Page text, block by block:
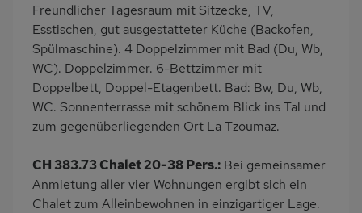
Freundlicher Tagesraum mit Sitzecke, TV,
Esstischen, gut ausgestatteter Küche (Backofen,
Spülmaschine). 4 Doppelzimmer mit Bad (Du, Wb,
WC). Doppelzimmer. 6-Bettzimmer mit
Doppelbett, Doppel-Etagenbett. Bad: Bw, Du, Wb,
WC. Sonnenterrasse mit schönem Blick ins Tal und
zum gegenüberliegenden Ort La Tzoumaz.
CH 383.73 Chalet 20-38 Pers.: Bei gemeinsamer
Anmietung aller vier Wohnungen ergibt sich ein
Chalet zum Alleinbewohnen in einzigartiger Lage.